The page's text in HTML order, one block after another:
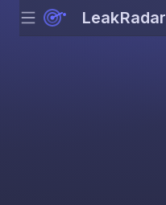
Menu LeakRadar